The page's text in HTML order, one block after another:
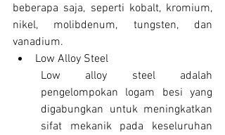
beberapa saja, seperti kobalt, kromium,
nikel, molibdenum, tungsten, dan
vanadium.
Low Alloy Steel
Low alloy steel adalah
pengelompokan logam besi yang
digabungkan untuk meningkatkan
sifat mekanik pada keseluruhan